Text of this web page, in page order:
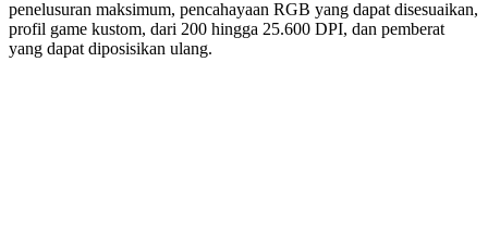
penelusuran maksimum, pencahayaan RGB yang dapat disesuaikan,
profil game kustom, dari 200 hingga 25.600 DPI, dan pemberat
yang dapat diposisikan ulang.